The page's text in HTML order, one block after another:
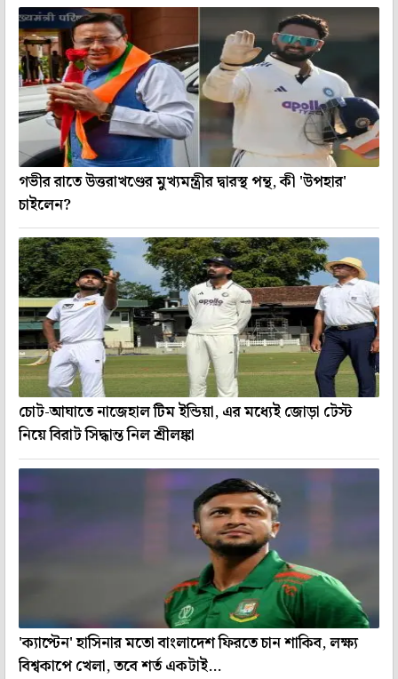
গভীর রাতে উত্তরাখণ্ডের মুখ্যমন্ত্রীর দ্বারস্থ পন্থ, কী 'উপহার'
চাইলেন?
চোট-আঘাতে নাজেহাল টিম ইন্ডিয়া, এর মধ্যেই জোড়া টেস্ট
নিয়ে বিরাট সিদ্ধান্ত নিল শ্রীলঙ্কা
'ক্যাপ্টেন' হাসিনার মতো বাংলাদেশ ফিরতে চান শাকিব, লক্ষ্য
বিশ্বকাপে খেলা, তবে শর্ত একটাই...